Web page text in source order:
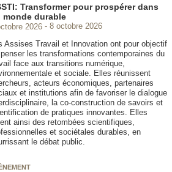
Transformer pour prospérer dans
monde durable
2026
8 octobre 2026
Assises Travail et Innovation ont pour objectif
les transformations contemporaines du
face aux transitions numérique,
et sociale. Elles réunissent
acteurs économiques, partenaires
et institutions afin de favoriser le dialogue
la co-construction de savoirs et
de pratiques innovantes. Elles
ainsi des retombées scientifiques,
et sociétales durables, en
le débat public.